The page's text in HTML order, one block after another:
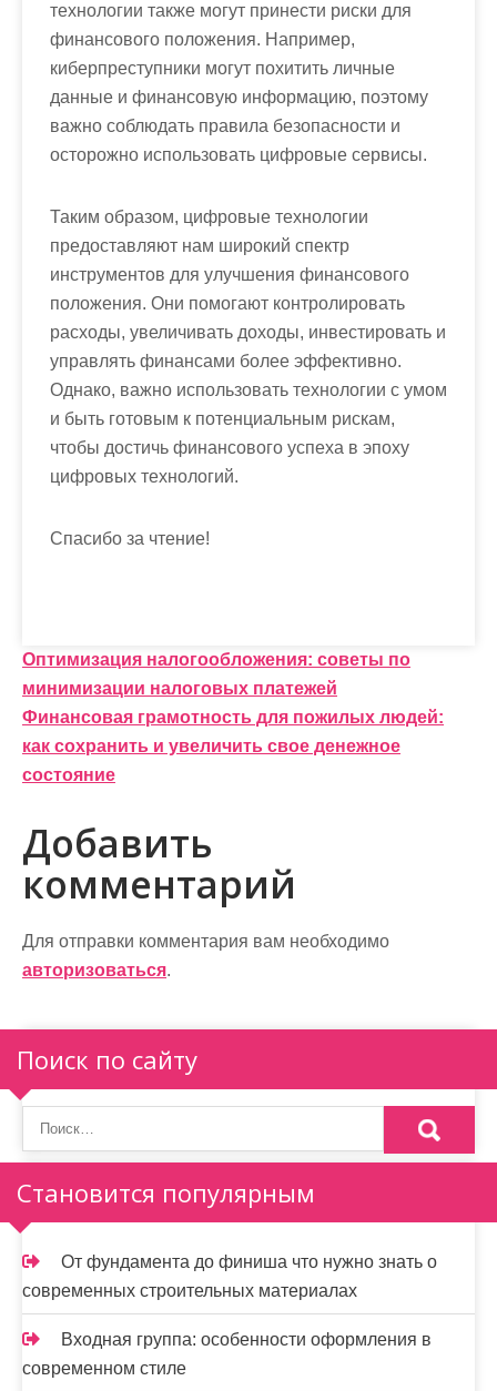
технологии также могут принести риски для
финансового положения. Например,
киберпреступники могут похитить личные
данные и финансовую информацию, поэтому
важно соблюдать правила безопасности и
осторожно использовать цифровые сервисы.
Таким образом, цифровые технологии
предоставляют нам широкий спектр
инструментов для улучшения финансового
положения. Они помогают контролировать
расходы, увеличивать доходы, инвестировать и
управлять финансами более эффективно.
Однако, важно использовать технологии с умом
и быть готовым к потенциальным рискам,
чтобы достичь финансового успеха в эпоху
цифровых технологий.
Спасибо за чтение!
Н
а
в
и
г
а
ц
и
я
п
о
з
а
п
и
с
я
м
Оптимизация налогообложения: советы по
минимизации налоговых платежей
Финансовая грамотность для пожилых людей:
как сохранить и увеличить свое денежное
состояние
Добавить
комментарий
Для отправки комментария вам необходимо
авторизоваться.
Поиск по сайту
Становится популярным
От фундамента до финиша что нужно знать о
современных строительных материалах
Входная группа: особенности оформления в
современном стиле